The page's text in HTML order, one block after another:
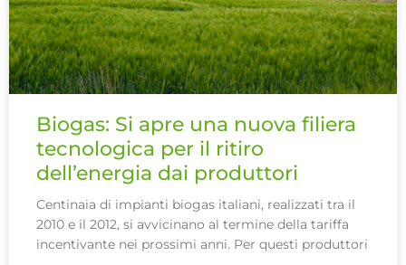
Biogas: Si apre una nuova filiera
tecnologica per il ritiro
dell’energia dai produttori
Centinaia di impianti biogas italiani, realizzati tra il
2010 e il 2012, si avvicinano al termine della tariffa
incentivante nei prossimi anni. Per questi produttori